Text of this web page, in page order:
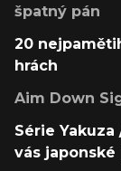
špatný pán
20
hrách
Aim Down
Série
vás